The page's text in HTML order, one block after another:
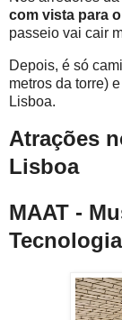
com vista para
passeio vai cair
Depois, é só
metros da torre)
Lisboa.
Atrações
Lisboa
MAAT -
Tecnologia